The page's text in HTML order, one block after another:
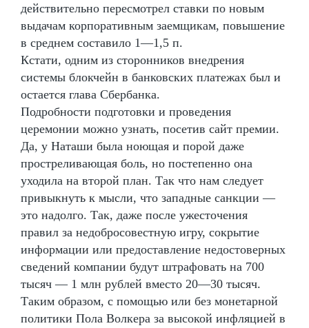
действительно пересмотрел ставки по новым
выдачам корпоративным заемщикам, повышение
в среднем составило 1—1,5 п.
Кстати, одним из сторонников внедрения
системы блокчейн в банковских платежах был и
остается глава Сбербанка.
Подробности подготовки и проведения
церемонии можно узнать, посетив сайт премии.
Да, у Наташи была ноющая и порой даже
простреливающая боль, но постепенно она
уходила на второй план. Так что нам следует
привыкнуть к мысли, что западные санкции —
это надолго. Так, даже после ужесточения
правил за недобросовестную игру, сокрытие
информации или предоставление недостоверных
сведений компании будут штрафовать на 700
тысяч — 1 млн рублей вместо 20—30 тысяч.
Таким образом, с помощью или без монетарной
политики Пола Волкера за высокой инфляцией в